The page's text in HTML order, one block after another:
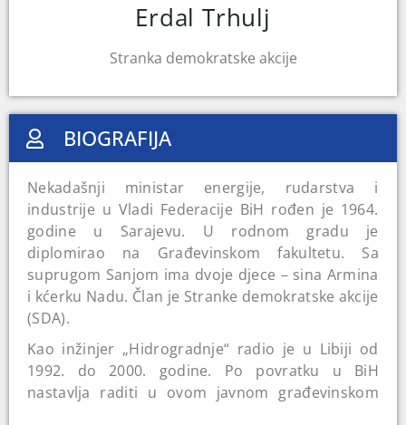
Erdal Trhulj
Stranka demokratske akcije
BIOGRAFIJA
Nekadašnji ministar energije, rudarstva i
industrije u Vladi Federacije BiH rođen je 1964.
godine u Sarajevu. U rodnom gradu je
diplomirao na Građevinskom fakultetu. Sa
suprugom Sanjom ima dvoje djece – sina Armina
i kćerku Nadu. Član je Stranke demokratske akcije
(SDA).
Kao inžinjer „Hidrogradnje“ radio je u Libiji od
1992. do 2000. godine. Po povratku u BiH
nastavlja raditi u ovom javnom građevinskom